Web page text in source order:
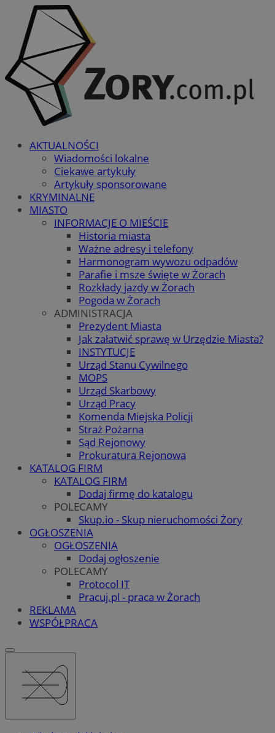
AKTUALNOŚCI
Wiadomości lokalne
Ciekawe artykuły
Artykuły sponsorowane
KRYMINALNE
MIASTO
INFORMACJE O MIEŚCIE
Historia miasta
Ważne adresy i telefony
Harmonogram wywozu odpadów
Parafie i msze święte w Żorach
Rozkłady jazdy w Żorach
Pogoda w Żorach
ADMINISTRACJA
Prezydent Miasta
Jak załatwić sprawę w Urzędzie Miasta?
INSTYTUCJE
Urząd Stanu Cywilnego
MOPS
Urząd Skarbowy
Urząd Pracy
Komenda Miejska Policji
Straż Pożarna
Sąd Rejonowy
Prokuratura Rejonowa
KATALOG FIRM
KATALOG FIRM
Dodaj firmę do katalogu
POLECAMY
Skup.io - Skup nieruchomości Żory
OGŁOSZENIA
OGŁOSZENIA
Dodaj ogłoszenie
POLECAMY
Protocol IT
Pracuj.pl - praca w Żorach
REKLAMA
WSPÓŁPRACA